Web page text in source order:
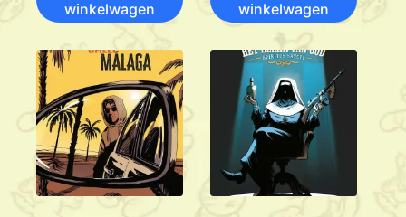
winkelwagen
winkelwagen